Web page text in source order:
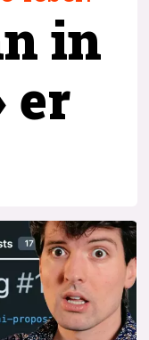
in
er